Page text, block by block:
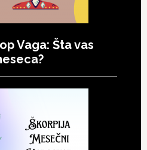
Vaga: Šta vas